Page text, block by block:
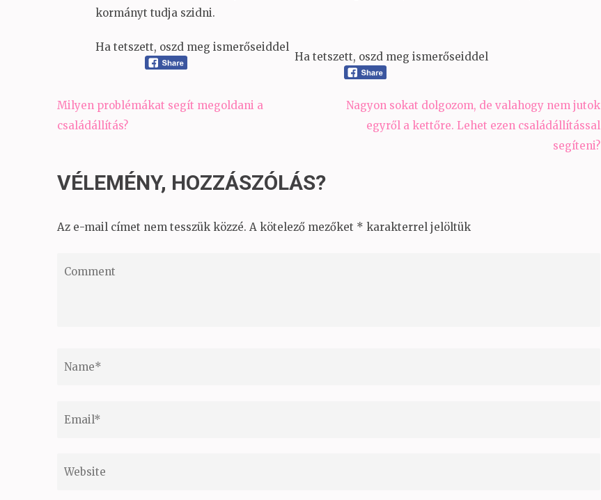
kormányt tudja szidni.
Ha tetszett, oszd meg ismerőseiddel
Ha tetszett, oszd meg ismerőseiddel
Bejegyzés
navigáció
Milyen problémákat segít megoldani a
családállítás?
Nagyon sokat dolgozom, de valahogy nem jutok
egyről a kettőre. Lehet ezen családállítással
segíteni?
VÉLEMÉNY, HOZZÁSZÓLÁS?
Az e-mail címet nem tesszük közzé. A kötelező mezőket * karakterrel jelöltük